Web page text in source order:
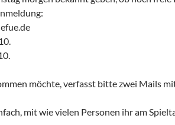
möchte, verfasst bitte zwei Mails
mit wie vielen Personen ihr am